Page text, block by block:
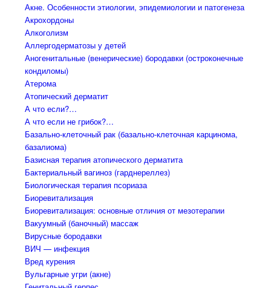
Акне. Особенности этиологии, эпидемиологии и патогенеза
Акрохордоны
Алкоголизм
Аллергодерматозы у детей
Аногенитальные (венерические) бородавки (остроконечные
кондиломы)
Атерома
Атопический дерматит
А что если?…
А что если не грибок?…
Базально-клеточный рак (базально-клеточная карцинома,
базалиома)
Базисная терапия атопического дерматита
Бактериальный вагиноз (гарднереллез)
Биологическая терапия псориаза
Биоревитализация
Биоревитализация: основные отличия от мезотерапии
Вакуумный (баночный) массаж
Вирусные бородавки
ВИЧ — инфекция
Вред курения
Вульгарные угри (акне)